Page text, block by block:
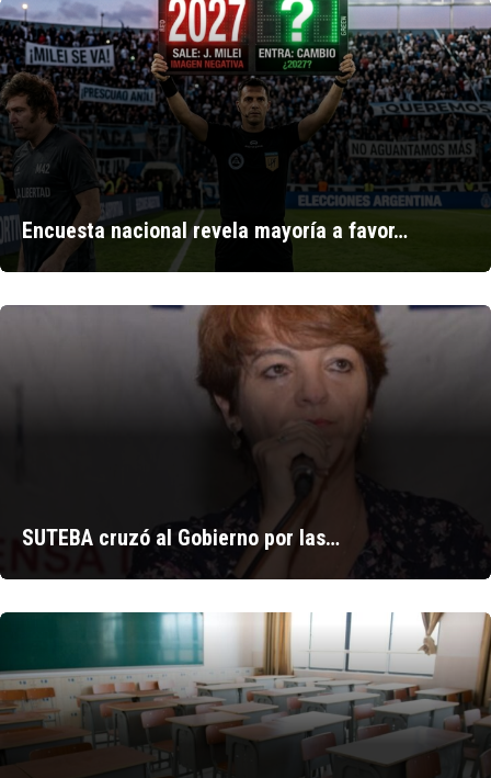
Encuesta nacional revela mayoría a favor…
SUTEBA cruzó al Gobierno por las…